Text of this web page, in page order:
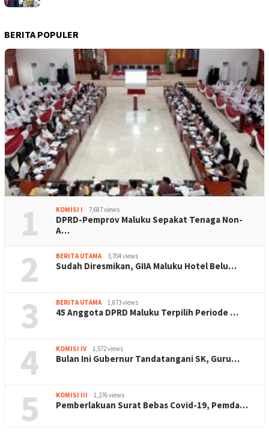
BERITA POPULER
1 KOMISI I 7,687 views
DPRD-Pemprov Maluku Sepakat Tenaga Non-
A…
2 BERITA UTAMA 3,704 views
Sudah Diresmikan, GIIA Maluku Hotel Belu…
3 BERITA UTAMA 1,873 views
45 Anggota DPRD Maluku Terpilih Periode …
4 KOMISI IV 1,572 views
Bulan Ini Gubernur Tandatangani SK, Guru…
5 KOMISI III 1,276 views
Pemberlakuan Surat Bebas Covid-19, Pemda…